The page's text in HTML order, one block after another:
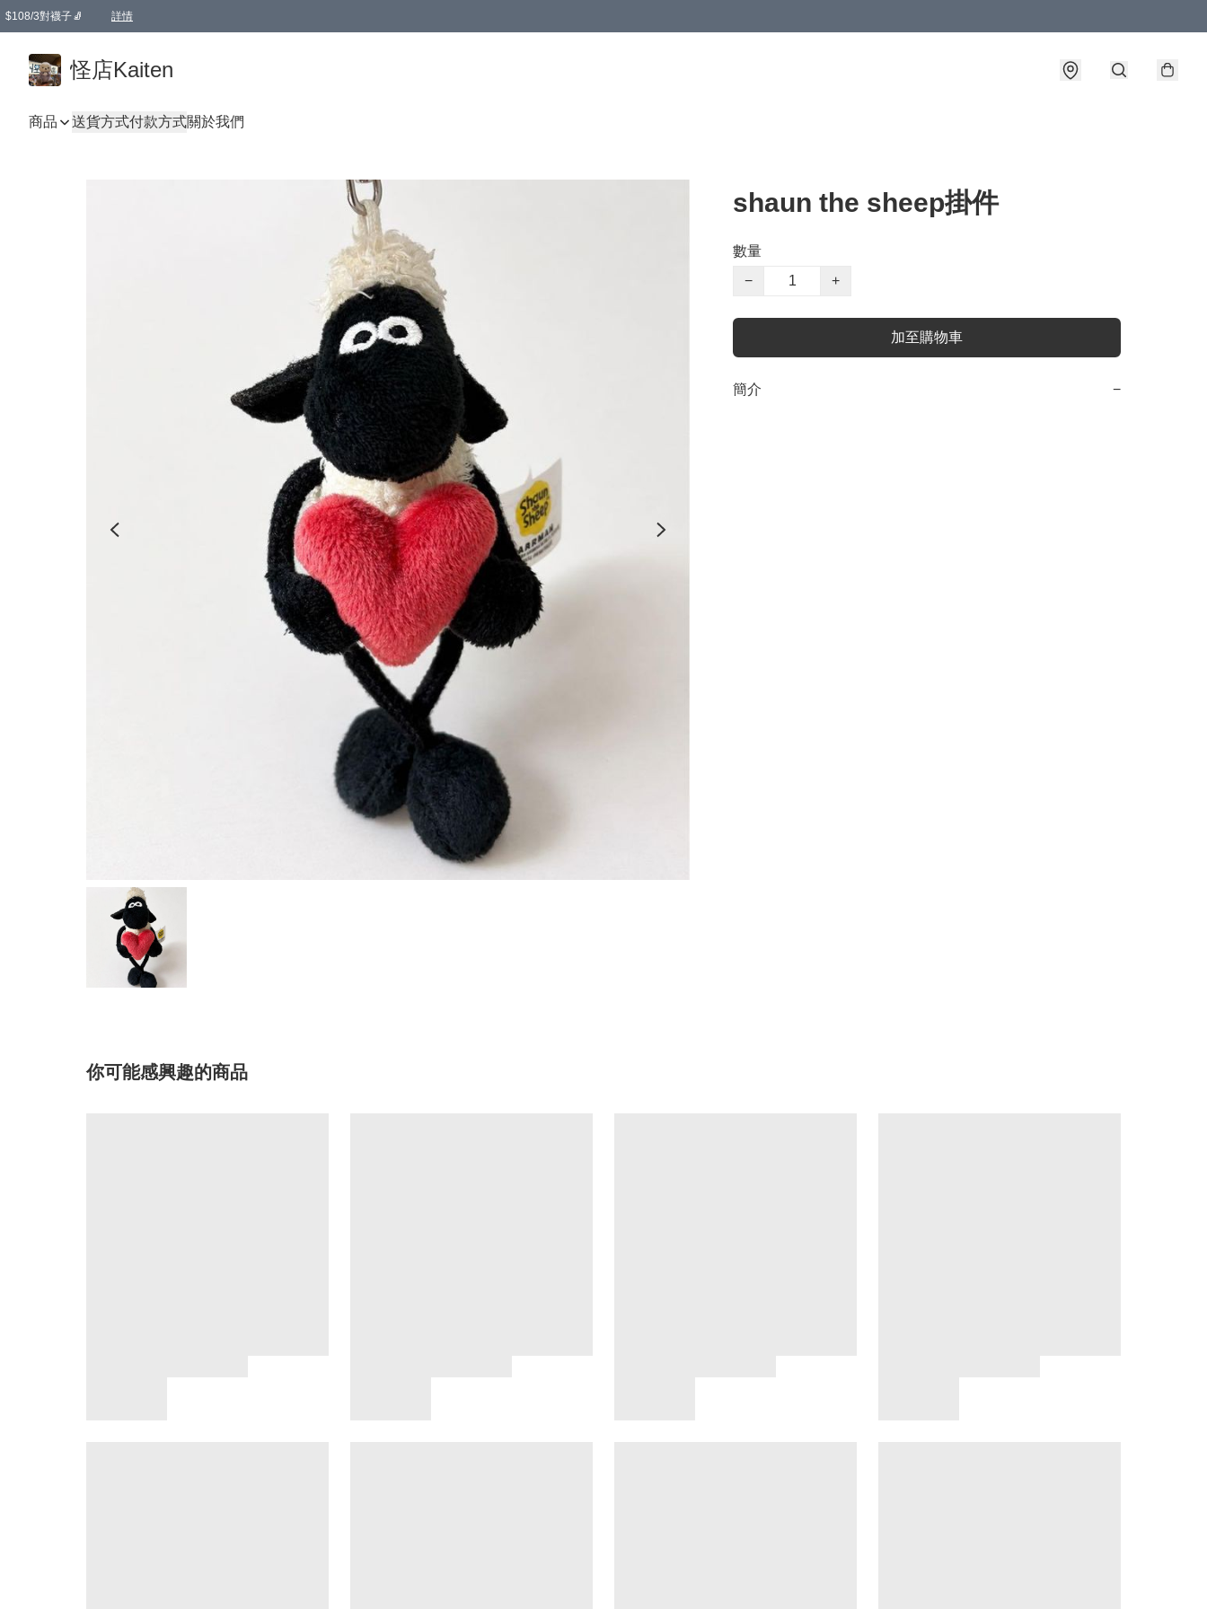
$108/3對襪子🧦 詳情
怪店Kaiten
商品 送貨方式付款方式關於我們
shaun the sheep掛件
數量
−
+
加至購物車
簡介 −
你可能感興趣的商品